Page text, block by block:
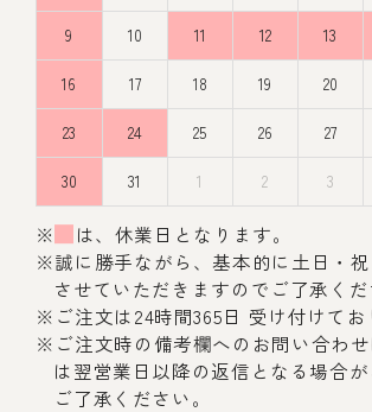
9 10 11 12 13
16 17 18 19 20
23 24 25 26 27
30 31 1 2 3
※
は、休業日となります。
※誠に勝手ながら、基本的に土日・祝
させていただきますのでご了承くだ
※ご注文は24時間365日 受け付けてお
※ご注文時の備考欄へのお問い合わ
は翌営業日以降の返信となる場合が
ご了承ください。